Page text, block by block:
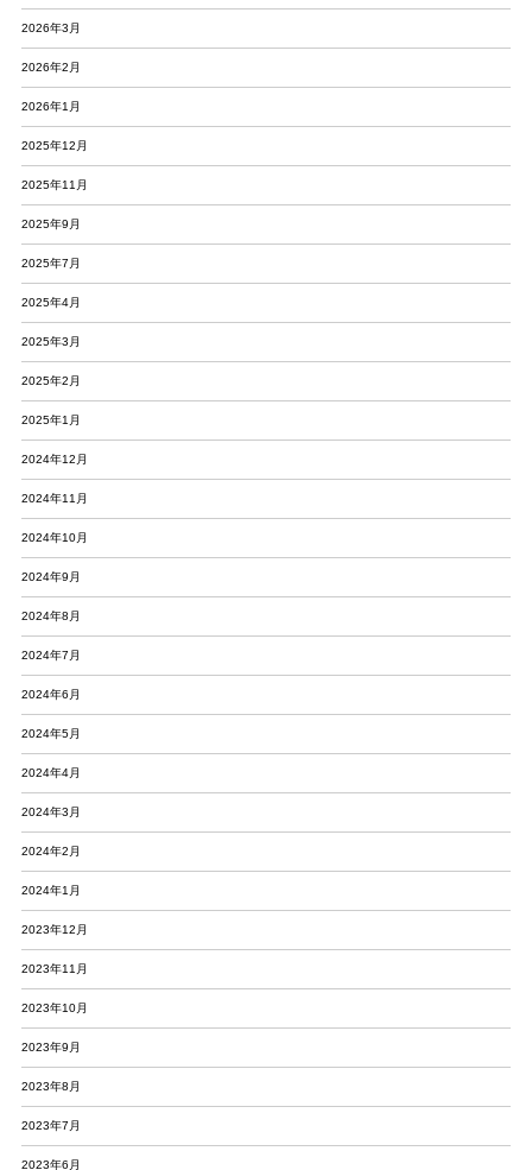
2026年3月
2026年2月
2026年1月
2025年12月
2025年11月
2025年9月
2025年7月
2025年4月
2025年3月
2025年2月
2025年1月
2024年12月
2024年11月
2024年10月
2024年9月
2024年8月
2024年7月
2024年6月
2024年5月
2024年4月
2024年3月
2024年2月
2024年1月
2023年12月
2023年11月
2023年10月
2023年9月
2023年8月
2023年7月
2023年6月